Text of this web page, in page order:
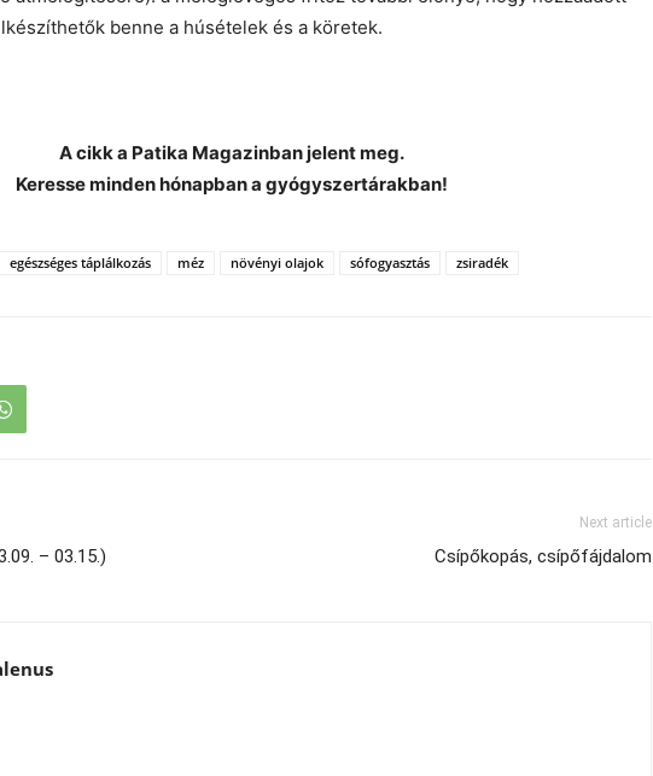
benne a húsételek és a köretek.
A cikk a Patika Magazinban jelent meg.
Keresse minden hónapban a gyógyszertárakban!
egészséges táplálkozás méz növényi olajok sófogyasztás zsiradék
– 03.15.)
Next article
Csípőkopás, csípőfájdalom